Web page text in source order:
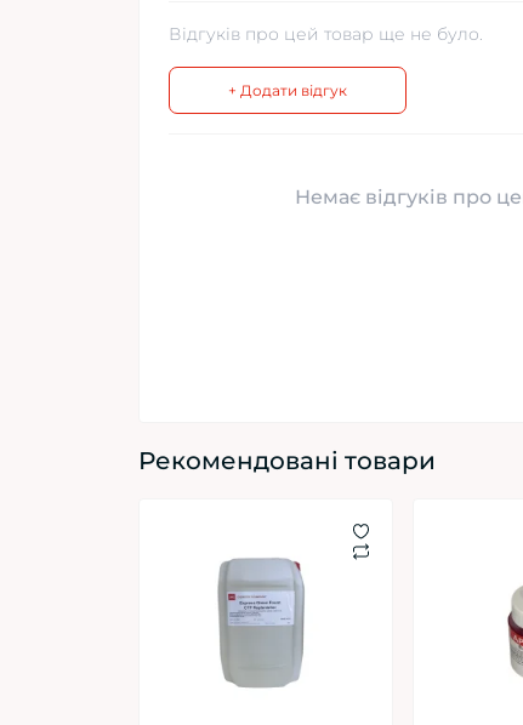
Відгуків про цей товар ще не було.
+ Додати відгук
Немає відгуків про
Рекомендовані товари